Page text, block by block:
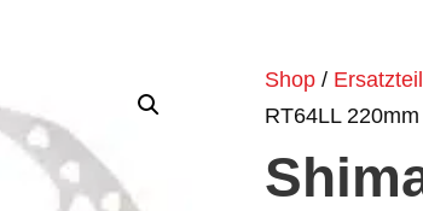
Shop/
RT64LL